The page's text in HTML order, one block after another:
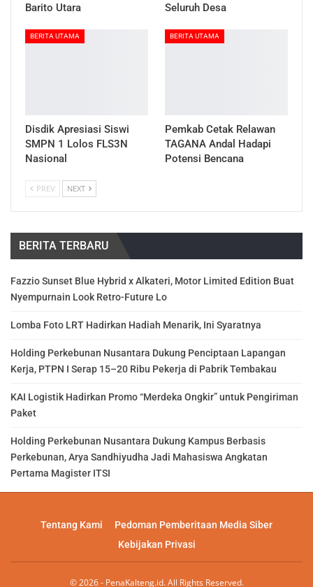
Barito Utara
Seluruh Desa
BERITA UTAMA
Disdik Apresiasi Siswi
SMPN 1 Lolos FLS3N
Nasional
BERITA UTAMA
Pemkab Cetak Relawan
TAGANA Andal Hadapi
Potensi Bencana
PREV NEXT
BERITA TERBARU
Fazzio Sunset Blue Hybrid x Alkateri, Motor Limited Edition Buat
Nyempurnain Look Retro-Future Lo
Lomba Foto LRT Hadirkan Hadiah Menarik, Ini Syaratnya
Holding Perkebunan Nusantara Dukung Penciptaan Lapangan
Kerja, PTPN I Serap 15–20 Ribu Pekerja di Pabrik Tembakau
KAI Logistik Hadirkan Promo “Merdeka Ongkir” untuk Pengiriman
Paket
Holding Perkebunan Nusantara Dukung Kampus Berbasis
Perkebunan, Arya Sandhiyudha Jadi Mahasiswa Angkatan
Pertama Magister ITSI
Tentang Kami
Pedoman Pemberitaan Media Siber
Kebijakan Privasi
© 2026 - PenaKalteng.id. All Rights Reserved.